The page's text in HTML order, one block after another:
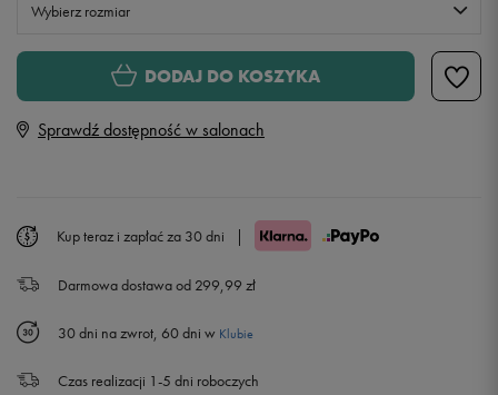
Wybierz rozmiar
Rozmiary EU
23 cm
38 24 cm Powiadom o dostępności
39 25 cm
40 25,5 cm
DODAJ DO KOSZYKA
Sprawdź dostępność w salonach
Kup teraz i zapłać za 30 dni |
Darmowa dostawa od 299,99 zł
30 dni na zwrot, 60 dni w Klubie
Czas realizacji 1-5 dni roboczych